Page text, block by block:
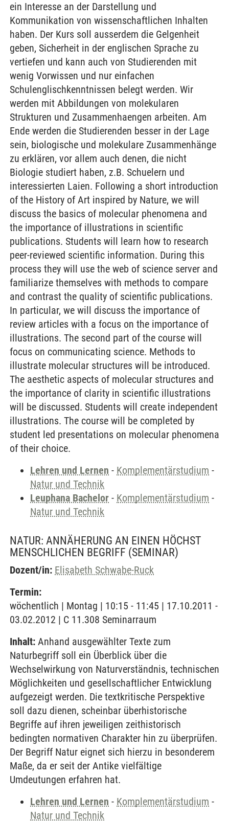
ein Interesse an der Darstellung und
Kommunikation von wissenschaftlichen Inhalten
haben. Der Kurs soll ausserdem die Gelgenheit
geben, Sicherheit in der englischen Sprache zu
vertiefen und kann auch von Studierenden mit
wenig Vorwissen und nur einfachen
Schulenglischkenntnissen belegt werden. Wir
werden mit Abbildungen von molekularen
Strukturen und Zusammenhaengen arbeiten. Am
Ende werden die Studierenden besser in der Lage
sein, biologische und molekulare Zusammenhänge
zu erklären, vor allem auch denen, die nicht
Biologie studiert haben, z.B. Schuelern und
interessierten Laien. Following a short introduction
of the History of Art inspired by Nature, we will
discuss the basics of molecular phenomena and
the importance of illustrations in scientific
publications. Students will learn how to research
peer-reviewed scientific information. During this
process they will use the web of science server and
familiarize themselves with methods to compare
and contrast the quality of scientific publications.
In particular, we will discuss the importance of
review articles with a focus on the importance of
illustrations. The second part of the course will
focus on communicating science. Methods to
illustrate molecular structures will be introduced.
The aesthetic aspects of molecular structures and
the importance of clarity in scientific illustrations
will be discussed. Students will create independent
illustrations. The course will be completed by
student led presentations on molecular phenomena
of their choice.
Lehren und Lernen - Komplementärstudium -
Natur und Technik
Leuphana Bachelor - Komplementärstudium -
Natur und Technik
NATUR: ANNÄHERUNG AN EINEN HÖCHST
MENSCHLICHEN BEGRIFF (SEMINAR)
Dozent/in: Elisabeth Schwabe-Ruck
Termin:
wöchentlich | Montag | 10:15 - 11:45 | 17.10.2011 -
03.02.2012 | C 11.308 Seminarraum
Inhalt: Anhand ausgewählter Texte zum
Naturbegriff soll ein Überblick über die
Wechselwirkung von Naturverständnis, technischen
Möglichkeiten und gesellschaftlicher Entwicklung
aufgezeigt werden. Die textkritische Perspektive
soll dazu dienen, scheinbar überhistorische
Begriffe auf ihren jeweiligen zeithistorisch
bedingten normativen Charakter hin zu überprüfen.
Der Begriff Natur eignet sich hierzu in besonderem
Maße, da er seit der Antike vielfältige
Umdeutungen erfahren hat.
Lehren und Lernen - Komplementärstudium -
Natur und Technik